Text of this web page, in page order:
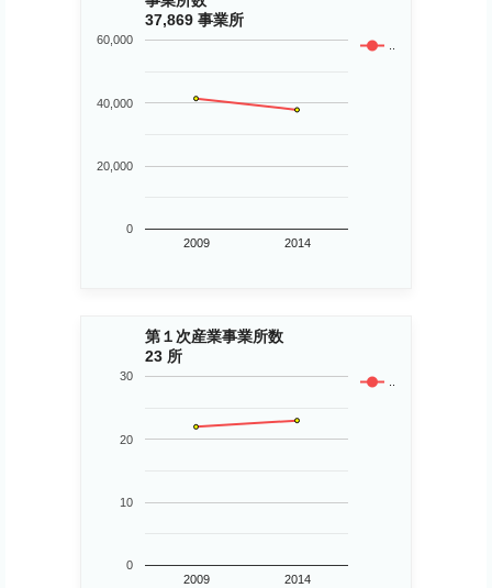
37,869 事業所
..
2009 2014
0
20,000
40,000
60,000
第１次産業事業所数
23 所
..
2009 2014
0
10
20
30